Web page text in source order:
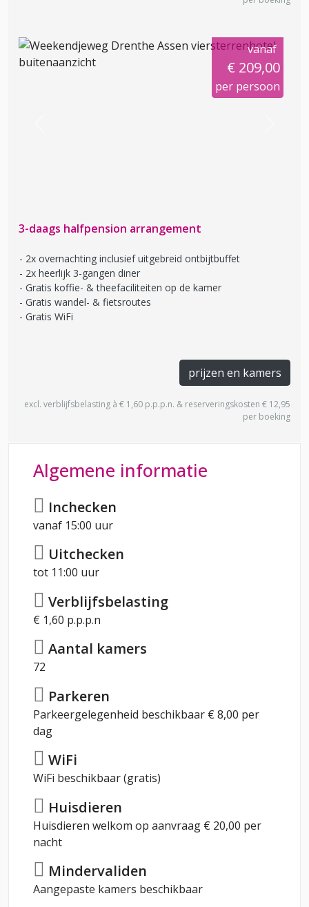
vanaf
€ 209,00
per persoon
3-daags halfpension arrangement
2x overnachting inclusief uitgebreid ontbijtbuffet
2x heerlijk 3-gangen diner
Gratis koffie- & theefaciliteiten op de kamer
Gratis wandel- & fietsroutes
Gratis WiFi
prijzen en kamers
excl. verblijfsbelasting à € 1,60 p.p.p.n. & reserveringskosten € 12,95
per boeking
Algemene informatie
Inchecken
vanaf 15:00 uur
Uitchecken
tot 11:00 uur
Verblijfsbelasting
€ 1,60 p.p.p.n
Aantal kamers
72
Parkeren
Parkeergelegenheid beschikbaar € 8,00 per
dag
WiFi
WiFi beschikbaar (gratis)
Huisdieren
Huisdieren welkom op aanvraag € 20,00 per
nacht
Mindervaliden
Aangepaste kamers beschikbaar